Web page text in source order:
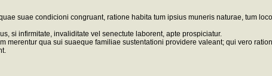
suae condicioni congruant, ratione habita tum ipsius muneris naturae, tum
si infirmitate, invaliditate vel senectute laborent, apte prospiciatur.
merentur qua sui suaeque familiae sustentationi providere valeant; qui vero